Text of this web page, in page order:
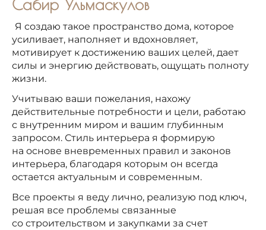
Сабир Ульмаскулов
Я создаю такое пространство дома, которое
усиливает, наполняет и вдохновляет,
мотивирует к достижению ваших целей, дает
силы и энергию действовать, ощущать полноту
жизни.
Учитываю ваши пожелания, нахожу
действительные потребности и цели, работаю
с внутренним миром и вашим глубинным
запросом. Стиль интерьера я формирую
на основе вневременных правил и законов
интерьера, благодаря которым он всегда
остается актуальным и современным.
Все проекты я веду лично, реализую под ключ,
решая все проблемы связанные
со строительством и закупками за счет